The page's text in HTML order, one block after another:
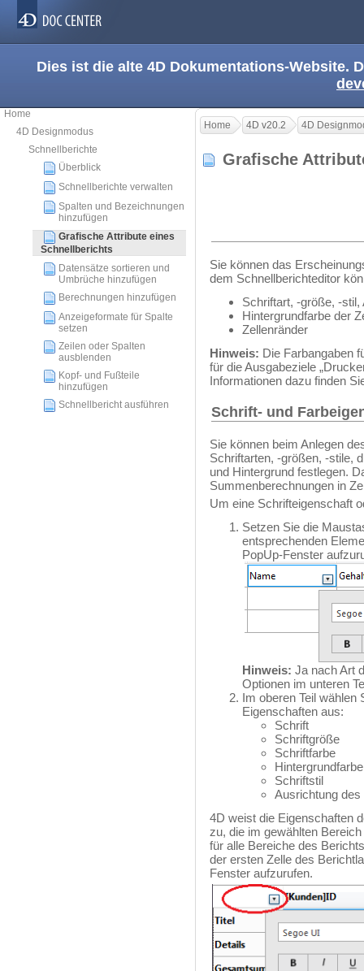
Dies ist die alte 4D Dokumentations-Website.
Home
4D Designmodus
Schnellberichte
Überblick
Schnellberichte verwalten
Spalten und Bezeichnungen
hinzufügen
Grafische Attribute eines
Schnellberichts
Datensätze sortieren und
Umbrüche hinzufügen
Berechnungen hinzufügen
Anzeigeformate für Spalte
setzen
Zeilen oder Spalten
ausblenden
Kopf- und Fußteile
hinzufügen
Schnellbericht ausführen
Home 4D v20.2 4D
Grafische
Sie können das
dem Schnellberichteditor
Schriftart, -größe, -
Hintergrundfarbe der
Zellenränder
Hinweis: Die Farbangaben
für die Ausgabeziele
Informationen dazu finden
Schrift- und
Sie können beim Anlegen
Schriftarten, -größen, -stile,
und Hintergrund festlegen.
Summenberechnungen in
Um eine Schrifteigenschaft
Setzen Sie die
entsprechenden
PopUp-Fenster
Hinweis: Ja nach Art
Optionen im unteren
Im oberen Teil wählen
Eigenschaften aus:
Schrift
Schriftgröße
Schriftfarbe
Hintergrundfarbe
Schriftstil
Ausrichtung des
4D weist die Eigenschaften
zu, die im gewählten
für alle Bereiche des
der ersten Zelle des
Fenster aufzurufen.